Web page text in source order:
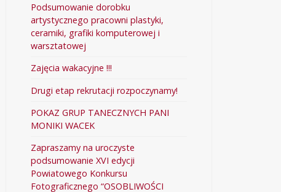
Podsumowanie dorobku
artystycznego pracowni plastyki,
ceramiki, grafiki komputerowej i
warsztatowej
Zajęcia wakacyjne !!!
Drugi etap rekrutacji rozpoczynamy!
POKAZ GRUP TANECZNYCH PANI
MONIKI WACEK
Zapraszamy na uroczyste
podsumowanie XVI edycji
Powiatowego Konkursu
Fotograficznego “OSOBLIWOŚCI